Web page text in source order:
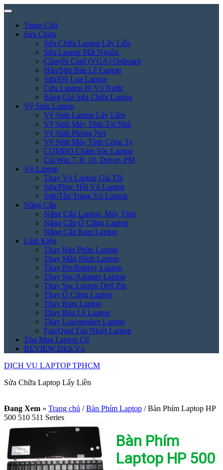
Trang Chủ
Sửa Chữa
Sửa Chữa Laptop Lấy Liền
Sửa Laptop Mất Nguồn
Chuyển Card (VGA) Onboard
Hàn/Sửa Bản Lề Laptop
Sửa/Độ Loa Laptop
Cứu Laptop Bị Vô Nước
Bảng Giá Sửa Chữa Laptop
Vệ Sinh Laptop
Vệ Sinh Laptop Lấy Liền
Vệ Sinh Máy Tính Tại Nhà
Vệ Sinh Phòng Net
Vệ Sinh Máy Tính Công Ty
COMBO Chăm Sóc Laptop
Cài Win 7, 8, 10, Driver, PM
Vỏ Laptop
Thay Vỏ Laptop Giá Tốt
Sửa/Phục Hồi Vỏ Laptop
Sơn/Tân Trang Vỏ Laptop
Nâng Cấp
Nâng Cấp Laptop, Máy Tính
Nâng Cấp Ổ Cứng Laptop
Nâng Cấp Ram Laptop
Linh Kiện
Thay Bàn Phím Laptop
Thay Màn Hình Laptop
Thay Pin/Battery Laptop
Thay Sạc/Adapter Laptop
Thay Sạc Laptop Dell Zin
Thay Ổ Cứng Laptop
Thay Ram Laptop
Thay Bản Lề Laptop
Thay Loa/speaker Laptop
Fan/Quạt Tản Nhiệt Laptop
Thu Mua Laptop Cũ
REVIEW Dịch Vụ
DỊCH VỤ LAPTOP TPHCM
Sửa Chữa Laptop Lấy Liền
Đang Xem » Trang chủ / Bàn Phím Laptop /Bàn Phím Laptop HP
500 510 511 Series
Bàn Phím
Laptop HP 500